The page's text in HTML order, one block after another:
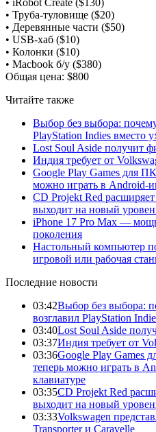
• Труба-туловище ($20)
• Деревянные части ($50)
• USB-хаб ($10)
• Колонки ($10)
• Macbook б/у ($380)
Общая цена: $800
Читайте также
Выбор без выбора:
PlayStation Indies вместо
Lost Soul Aside получит
Индия требует от
Google Play Games для
можно играть в Android-
CD Projekt Red
выходит на новый
iPhone 17 Pro Max —
поколения
Настольный компьютер
игровой или рабочая
Последние новости
03:42Выбор без выбора:
возглавил PlayStation
03:40Lost Soul Aside
03:37Индия требует от
03:36Google Play Games
теперь можно играть в
клавиатуре
03:35CD Projekt Red
выходит на новый
03:33Volkswagen
Transporter и Caravelle